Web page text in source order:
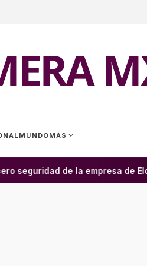
MUNDOMÁS expand_more
de la empresa de Elon